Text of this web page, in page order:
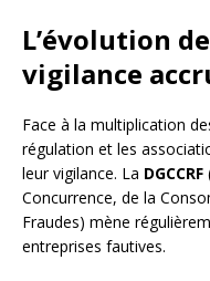
L’évolution
vigilance
Face à la multiplication
régulation et les
leur vigilance. La DGCCRF
Concurrence, de la
Fraudes) mène
entreprises fautives.